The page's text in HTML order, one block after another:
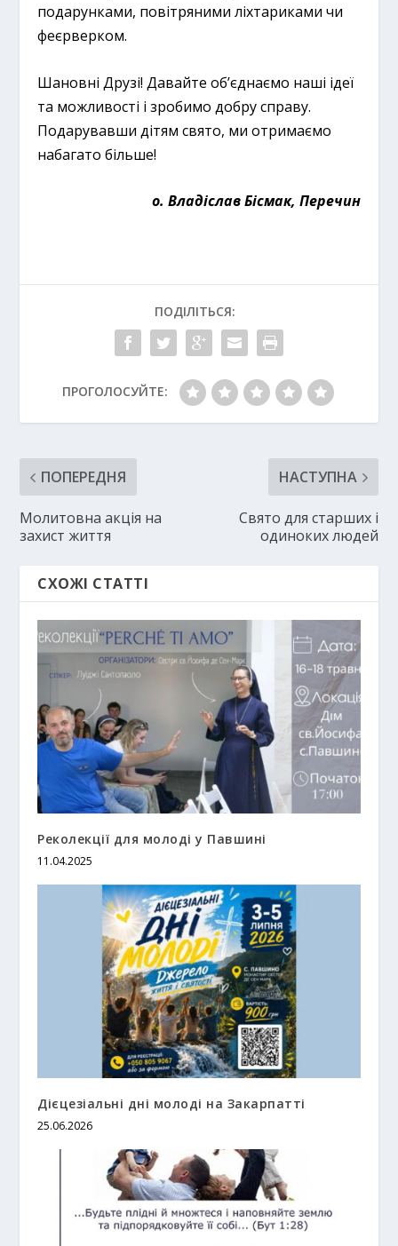
подарунками, повітряними ліхтариками чи
феєрверком.
Шановні Друзі! Давайте об’єднаємо наші ідеї
та можливості і зробимо добру справу.
Подарувавши дітям свято, ми отримаємо
набагато більше!
о. Владіслав Бісмак, Перечин
ПОДІЛІТЬСЯ:
ПРОГОЛОСУЙТЕ:
ПОПЕРЕДНЯ
Молитовна акція на
захист життя
НАСТУПНА
Свято для старших і
одиноких людей
СХОЖІ СТАТТІ
Реколекції для молоді у Павшині
11.04.2025
Дієцезіальні дні молоді на Закарпатті
25.06.2026